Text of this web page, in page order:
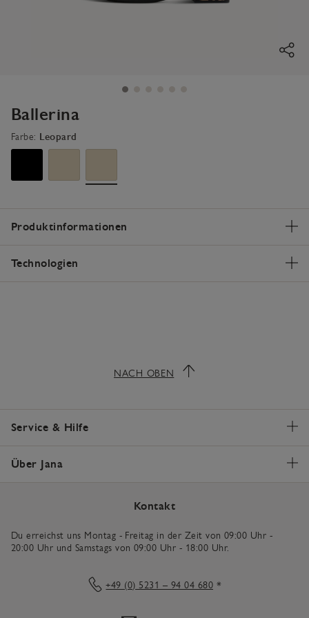
Ballerina
Farbe: Leopard
Produktinformationen
Technologien
NACH OBEN
Service & Hilfe
Über Jana
Kontakt
Du erreichst uns Montag - Freitag in der Zeit von 09:00 Uhr -
20:00 Uhr und Samstags von 09:00 Uhr - 18:00 Uhr.
+49 (0) 5231 – 94 04 680 *